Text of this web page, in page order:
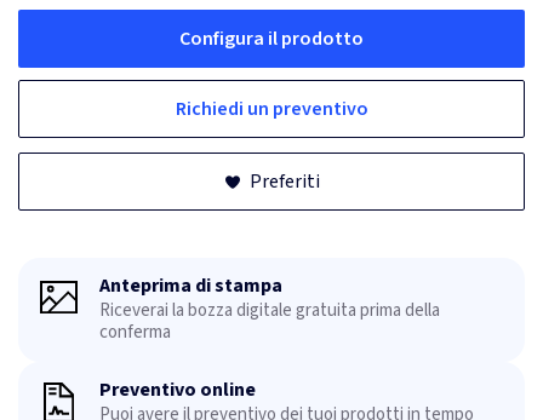
Configura il prodotto
Richiedi un preventivo
Preferiti
Anteprima di stampa
Riceverai la bozza digitale gratuita prima della
conferma
Preventivo online
Puoi avere il preventivo dei tuoi prodotti in tempo